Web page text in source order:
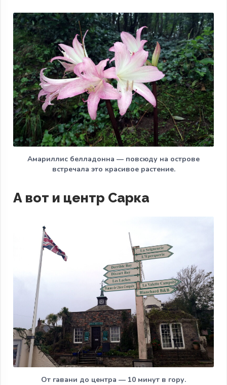
Амариллис белладонна — повсюду на острове
встречала это красивое растение.
А вот и центр Сарка
От гавани до центра — 10 минут в гору.